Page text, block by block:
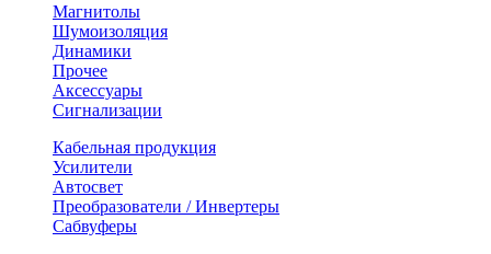
Магнитолы
Шумоизоляция
Динамики
Прочее
Аксессуары
Сигнализации
Кабельная продукция
Усилители
Автосвет
Преобразователи / Инвертеры
Сабвуферы